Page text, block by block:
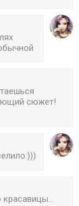
сюжет!
красавицы...